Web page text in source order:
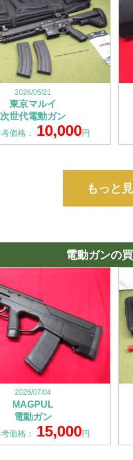
2026/05/21
東京マルイ
次世代電動ガン
価格： 10,000円
もっと
電動ガンの
2026/07/04
MAGPUL
電動ガン
価格： 15,000円